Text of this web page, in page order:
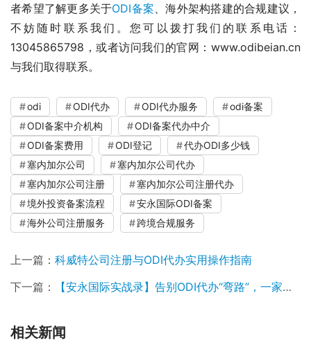
者希望了解更多关于ODI备案 、海外架构搭建的合规建议，
不妨随时联系我们。您可以拨打我们的联系电话：
13045865798，或者访问我们的官网：www.odibeian.cn
与我们取得联系。
odi ODI代办 ODI代办服务
odi备案
ODI备案中介机构
ODI备案代办中介
ODI备案费用
ODI登记
代办ODI多少钱
塞内加尔公司
塞内加尔公司代办
塞内加尔公司注册
塞内加尔公司注册代办
境外投资备案流程
安永国际ODI备案
海外公司注册服务
跨境合规服务
上一篇： 科威特公司注册与ODI代办实用操作指南
下一篇：
【安永国际实战录】告别ODI代办“弯路”，一家科技新锐如何借力安永国际，高效完成海外并购备案？
相关新闻